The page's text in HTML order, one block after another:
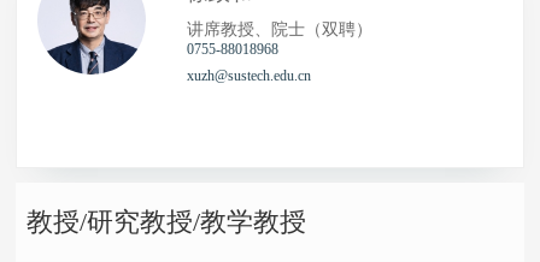
讲席教授、院士（双聘）
0755-88018968
xuzh@sustech.edu.cn
教授/研究教授/教学教授